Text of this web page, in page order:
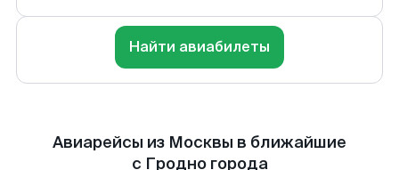
Найти авиабилеты
Авиарейсы из Москвы в ближайшие
с Гродно города